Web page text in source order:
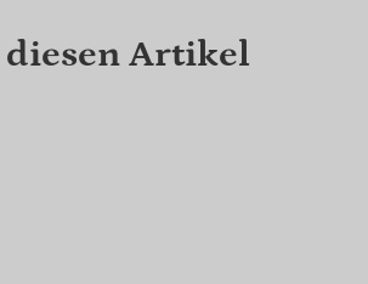
Artikel